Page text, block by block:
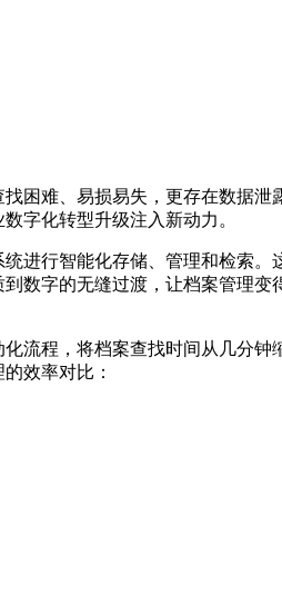
困难、易损易失，更存在数据
字化转型升级注入新动力。
进行智能化存储、管理和检索。
数字的无缝过渡，让档案管理
流程，将档案查找时间从几分
效率对比：